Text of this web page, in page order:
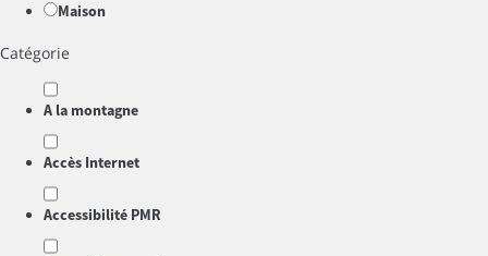
Maison
Catégorie
A la montagne
Accès Internet
Accessibilité PMR